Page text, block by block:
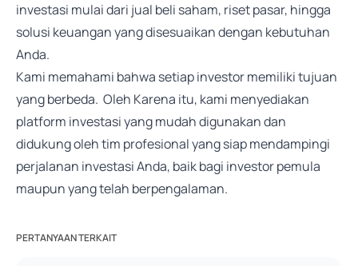
investasi mulai dari jual beli saham, riset pasar, hingga
solusi keuangan yang disesuaikan dengan kebutuhan
Anda.
Kami memahami bahwa setiap investor memiliki tujuan
yang berbeda. Oleh Karena itu, kami menyediakan
platform investasi yang mudah digunakan dan
didukung oleh tim profesional yang siap mendampingi
perjalanan investasi Anda, baik bagi investor pemula
maupun yang telah berpengalaman.
PERTANYAAN TERKAIT